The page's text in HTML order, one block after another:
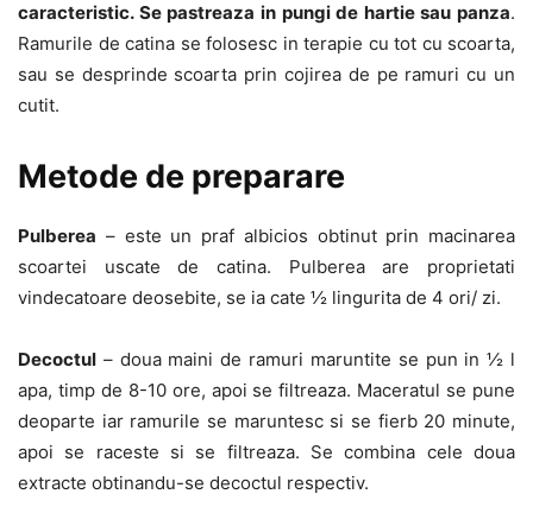
caracteristic. Se pastreaza in pungi de hartie sau panza.
Ramurile de catina se folosesc in terapie cu tot cu scoarta,
sau se desprinde scoarta prin cojirea de pe ramuri cu un
cutit.
Metode de preparare
Pulberea – este un praf albicios obtinut prin macinarea
scoartei uscate de catina. Pulberea are proprietati
vindecatoare deosebite, se ia cate ½ lingurita de 4 ori/ zi.
Decoctul – doua maini de ramuri maruntite se pun in ½ l
apa, timp de 8-10 ore, apoi se filtreaza. Maceratul se pune
deoparte iar ramurile se maruntesc si se fierb 20 minute,
apoi se raceste si se filtreaza. Se combina cele doua
extracte obtinandu-se decoctul respectiv.